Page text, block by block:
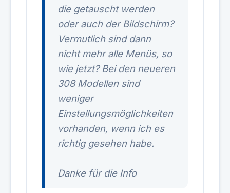
die getauscht werden
oder auch der Bildschirm?
Vermutlich sind dann
nicht mehr alle Menüs, so
wie jetzt? Bei den neueren
308 Modellen sind
weniger
Einstellungsmöglichkeiten
vorhanden, wenn ich es
richtig gesehen habe.
Danke für die Info